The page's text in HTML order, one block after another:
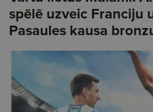
spēlē uzveic Franciju
Pasaules kausa